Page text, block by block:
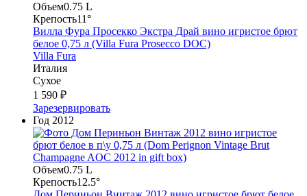
Объем0.75 L
Крепость11°
Вилла Фура Просекко Экстра Драй вино игристое брют
белое 0,75 л (Villa Fura Prosecco DOC)
Villa Fura
Италия
Сухое
1 590 ₽
Зарезервировать
Год 2012
Объем0.75 L
Крепость12.5°